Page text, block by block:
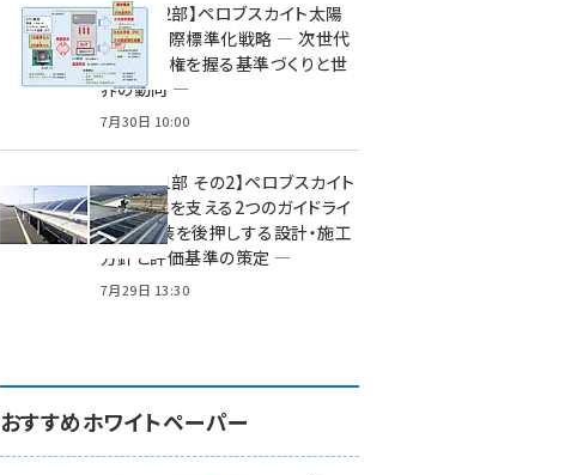
特集【第2部】ペロブスカイト太陽
電池の国際標準化戦略 ― 次世代
市場の覇権を握る基準づくりと世
界の動向 ―
7月30日 10:00
特集【第1部 その2】ペロブスカイト
太陽電池を支える2つのガイドライ
ン ― 実装を後押しする設計・施工
方針と評価基準の策定 ―
7月29日 13:30
おすすめホワイトペーパー